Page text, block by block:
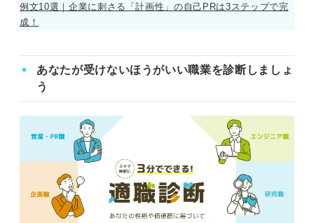
例文10選｜企業に刺さる「計画性」の自己PRは3ステップで完
成！
あなたが受けないほうがいい職業を診断しましょ
う